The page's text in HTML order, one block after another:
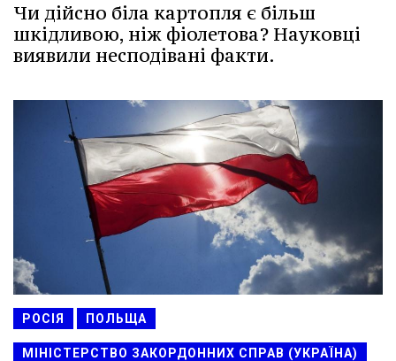
Чи дійсно біла картопля є більш
шкідливою, ніж фіолетова? Науковці
виявили несподівані факти.
РОСІЯ ПОЛЬЩА
МІНІСТЕРСТВО ЗАКОРДОННИХ СПРАВ (УКРАЇНА)